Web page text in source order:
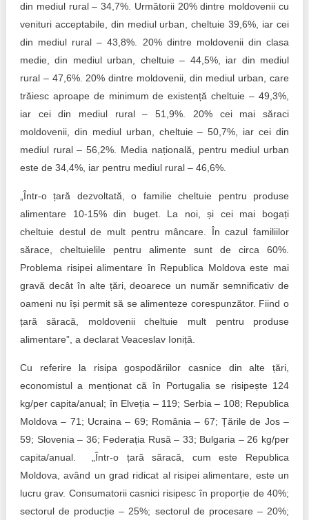
din mediul rural – 34,7%. Următorii 20% dintre moldovenii cu
venituri acceptabile, din mediul urban, cheltuie 39,6%, iar cei
din mediul rural – 43,8%. 20% dintre moldovenii din clasa
medie, din mediul urban, cheltuie – 44,5%, iar din mediul
rural – 47,6%. 20% dintre moldovenii, din mediul urban, care
trăiesc aproape de minimum de existență cheltuie – 49,3%,
iar cei din mediul rural – 51,9%. 20% cei mai săraci
moldovenii, din mediul urban, cheltuie – 50,7%, iar cei din
mediul rural – 56,2%. Media națională, pentru mediul urban
este de 34,4%, iar pentru mediul rural – 46,6%.
„Într-o țară dezvoltată, o familie cheltuie pentru produse
alimentare 10-15% din buget. La noi, și cei mai bogați
cheltuie destul de mult pentru mâncare. În cazul familiilor
sărace, cheltuielile pentru alimente sunt de circa 60%.
Problema risipei alimentare în Republica Moldova este mai
gravă decât în alte țări, deoarece un număr semnificativ de
oameni nu își permit să se alimenteze corespunzător. Fiind o
țară săracă, moldovenii cheltuie mult pentru produse
alimentare”, a declarat Veaceslav Ioniță.
Cu referire la risipa gospodăriilor casnice din alte țări,
economistul a menționat că în Portugalia se risipește 124
kg/per capita/anual; în Elveția – 119; Serbia – 108; Republica
Moldova – 71; Ucraina – 69; România – 67; Țările de Jos –
59; Slovenia – 36; Federația Rusă – 33; Bulgaria – 26 kg/per
capita/anual. „Într-o țară săracă, cum este Republica
Moldova, având un grad ridicat al risipei alimentare, este un
lucru grav. Consumatorii casnici risipesc în proporție de 40%;
sectorul de producție – 25%; sectorul de procesare – 20%;